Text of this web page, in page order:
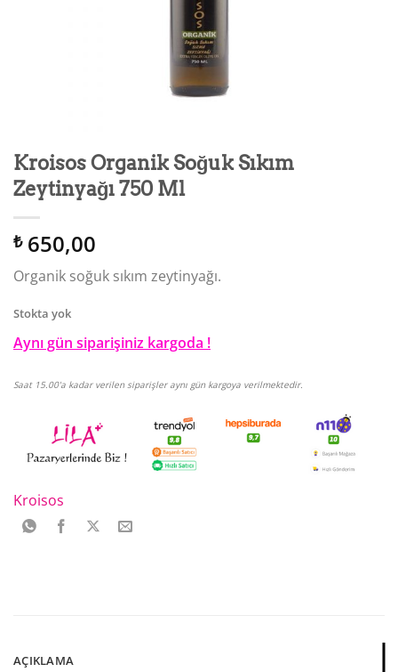
Kroisos Organik Soğuk Sıkım
Zeytinyağı 750 Ml
₺650,00
Organik soğuk sıkım zeytinyağı.
Stokta yok
Aynı gün siparişiniz kargoda !
Saat 15.00'a kadar verilen siparişler aynı gün kargoya verilmektedir.
Kroisos
AÇIKLAMA